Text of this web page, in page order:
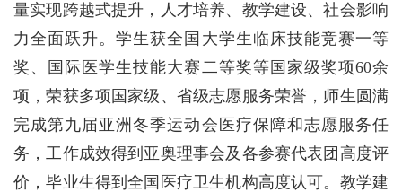
量实现跨越式提升，人才培养、教学建设、社会影响
力全面跃升。学生获全国大学生临床技能竞赛一等
奖、国际医学生技能大赛二等奖等国家级奖项60余
项，荣获多项国家级、省级志愿服务荣誉，师生圆满
完成第九届亚洲冬季运动会医疗保障和志愿服务任
务，工作成效得到亚奥理事会及各参赛代表团高度评
价，毕业生得到全国医疗卫生机构高度认可。教学建